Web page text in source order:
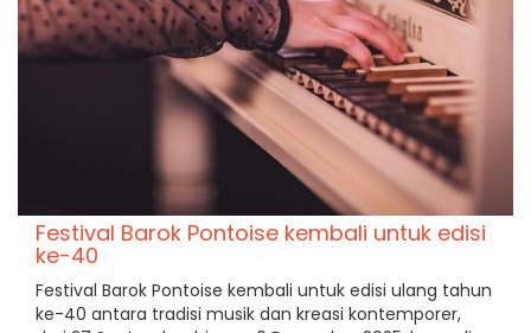
Festival Barok Pontoise kembali untuk edisi
ke-40
Festival Barok Pontoise kembali untuk edisi ulang tahun
ke-40 antara tradisi musik dan kreasi kontemporer,